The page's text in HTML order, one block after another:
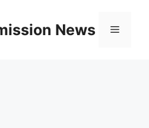
News Menu